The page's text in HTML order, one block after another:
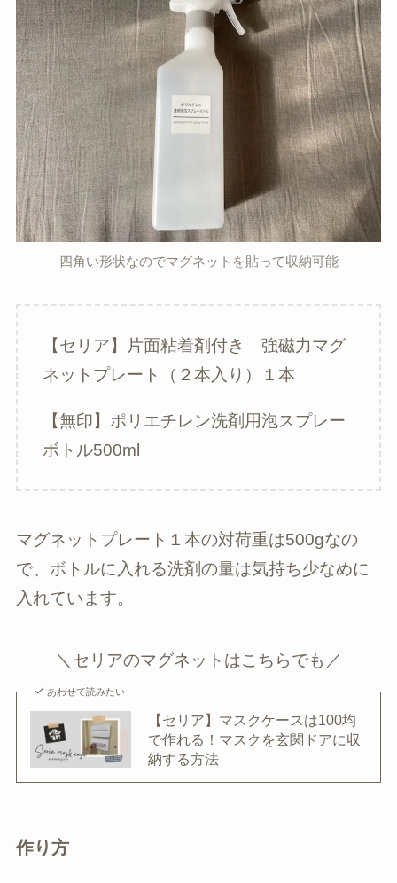
四角い形状なのでマグネットを貼って収納可能
【セリア】片面粘着剤付き 強磁力マグ
ネットプレート（２本入り）１本
【無印】ポリエチレン洗剤用泡スプレー
ボトル500ml
マグネットプレート１本の対荷重は500gなの
で、ボトルに入れる洗剤の量は気持ち少なめに
入れています。
＼セリアのマグネットはこちらでも／
あわせて読みたい
【セリア】マスクケースは100均
で作れる！マスクを玄関ドアに収
納する方法
作り方